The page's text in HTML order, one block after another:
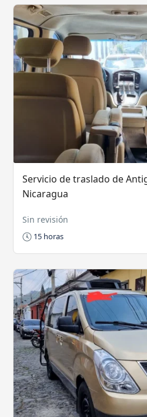
Servicio de traslado de
Nicaragua
Sin revisión
15 horas